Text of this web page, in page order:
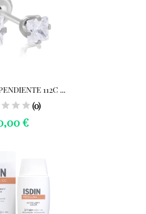
112C ...
(0)
€